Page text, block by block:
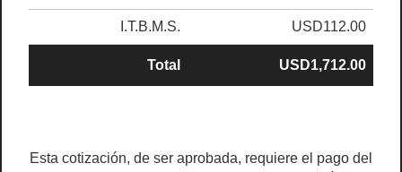
I.T.B.M.S. USD112.00
Total USD1,712.00
Esta cotización, de ser aprobada, requiere el pago del